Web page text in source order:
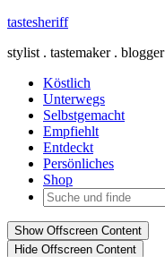
tastesheriff
stylist . tastemaker . blogger
Köstlich
Unterwegs
Selbstgemacht
Empfiehlt
Entdeckt
Persönliches
Shop
Show Offscreen Content
Hide Offscreen Content